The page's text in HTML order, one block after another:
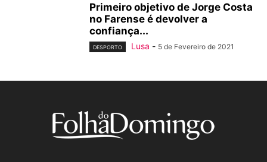
Primeiro objetivo de Jorge Costa
no Farense é devolver a
confiança...
DESPORTO Lusa - 5 de Fevereiro de 2021